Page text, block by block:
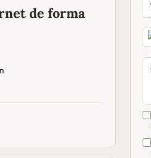
de forma